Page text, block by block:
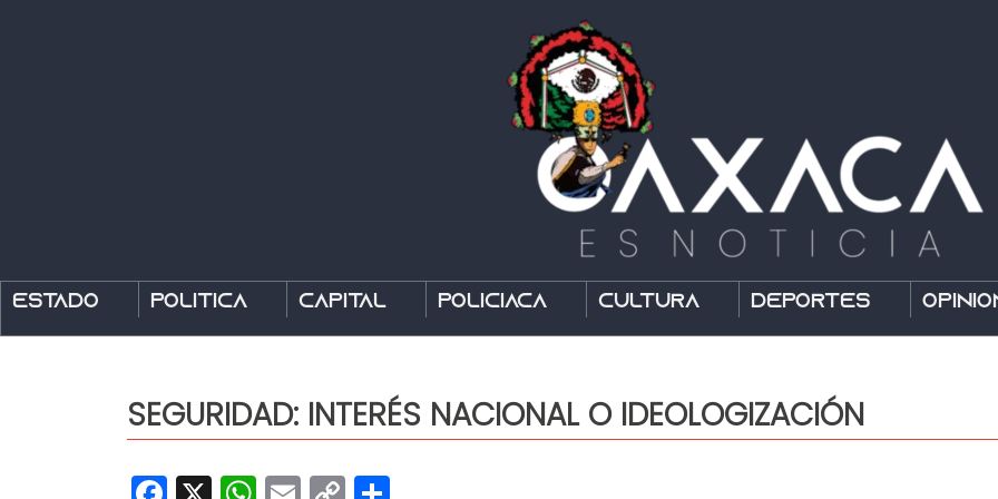
Estado Política Capital Policíaca Cultura Deportes
SEGURIDAD: INTERÉS NACIONAL O IDEOLOGIZACIÓN